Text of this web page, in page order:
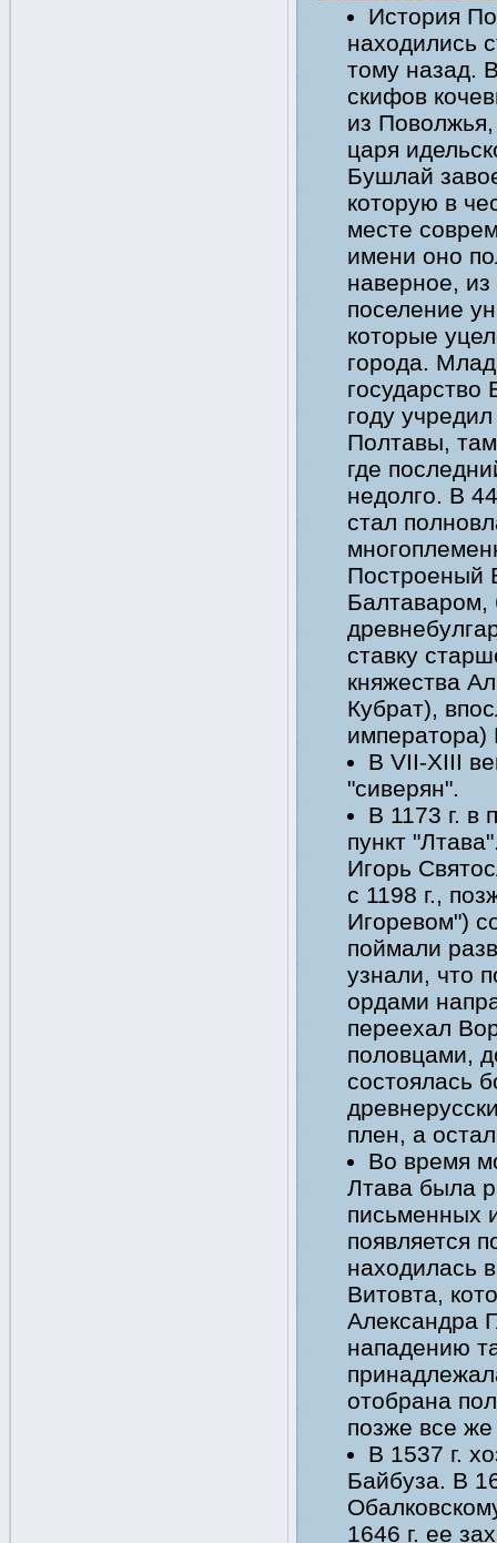
История
находились
тому назад.
скифов
из
царя
Бушлай
которую в
месте
имени оно
наверное,
поселение
которые
города.
году
Полтавы,
где
недолго. В
стал
Построеный
Балтаваром,
ставку
княжества
Кубрат),
императора)
В VII-XIII
"сиверян".
В 1173 г. в
пункт
Игорь
с 1198 г.,
Игоревом")
поймали
узнали, что
ордами
переехал
половцами,
состоялась
плен, а
Во время
Лтава была
письменных
появляется
находилась
Витовта,
Александра
нападению
отобрана
позже все
В 1537 г.
Байбуза. В
1646 г. ее